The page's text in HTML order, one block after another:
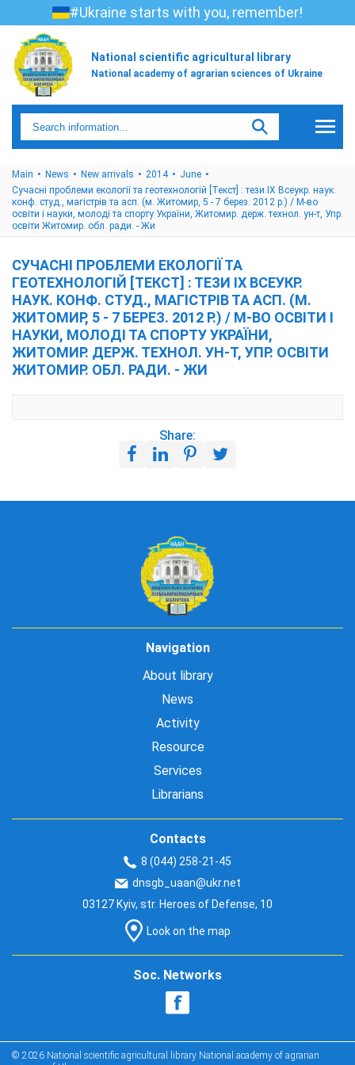
#Ukraine starts with you, remember!
National scientific agricultural library
National academy of agrarian sciences of Ukraine
Main News New arrivals 2014
June
Сучасні проблеми екології та геотехнологій [Текст] : тези ІХ Всеукр. наук.
конф. студ., магістрів та асп. (м. Житомир, 5 - 7 берез. 2012 р.) / М-во
освіти і науки, молоді та спорту України, Житомир. держ. технол. ун-т, Упр.
освіти Житомир. обл. ради. - Жи
СУЧАСНІ ПРОБЛЕМИ ЕКОЛОГІЇ ТА
ГЕОТЕХНОЛОГІЙ [ТЕКСТ] : ТЕЗИ ІХ ВСЕУКР.
НАУК. КОНФ. СТУД., МАГІСТРІВ ТА АСП. (М.
ЖИТОМИР, 5 - 7 БЕРЕЗ. 2012 Р.) / М-ВО ОСВІТИ І
НАУКИ, МОЛОДІ ТА СПОРТУ УКРАЇНИ,
ЖИТОМИР. ДЕРЖ. ТЕХНОЛ. УН-Т, УПР. ОСВІТИ
ЖИТОМИР. ОБЛ. РАДИ. - ЖИ
Share:
Navigation
About library
News
Activity
Resource
Services
Librarians
Contacts
8 (044) 258-21-45
dnsgb_uaan@ukr.net
03127 Kyiv, str. Heroes of Defense, 10
Look on the map
Soc. Networks
© 2026 National scientific agricultural library National academy of agrarian